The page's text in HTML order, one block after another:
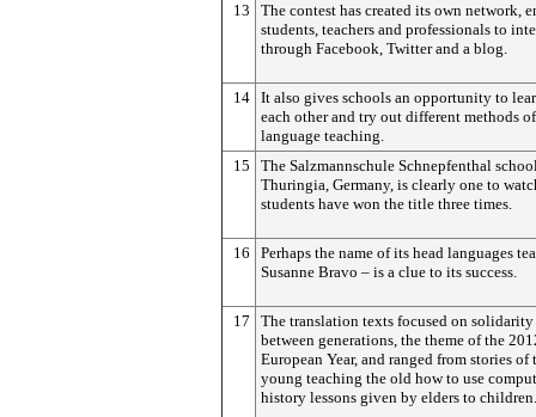
13
The contest has created its own network,
students, teachers and professionals to
through Facebook, Twitter and a blog.
14 It also gives schools an opportunity to
each other and try out different methods of
language teaching.
15
The Salzmannschule Schnepfenthal
Thuringia, Germany, is clearly one to
students have won the title three times.
16
Perhaps the name of its head languages
Susanne Bravo – is a clue to its success.
17
The translation texts focused on solidarity
between generations, the theme of the
European Year, and ranged from stories of
young teaching the old how to use
history lessons given by elders to children.